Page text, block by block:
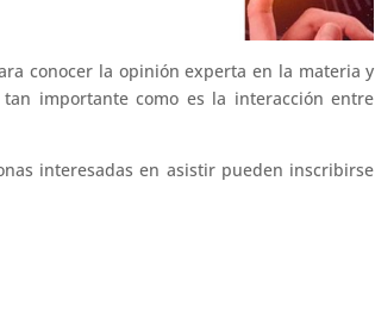
conocer la opinión experta en la materia y
importante como es la interacción entre
interesadas en asistir pueden inscribirse